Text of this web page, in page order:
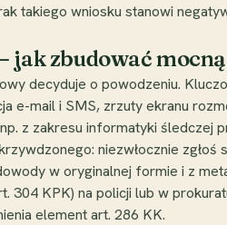
takiego wniosku stanowi
jak zbudować
decyduje o powodzeniu.
e-mail i SMS, zrzuty ekranu
z zakresu informatyki
niezwłocznie
w oryginalnej formie i z
304 KPK) na policji lub w
element art. 286 KK.